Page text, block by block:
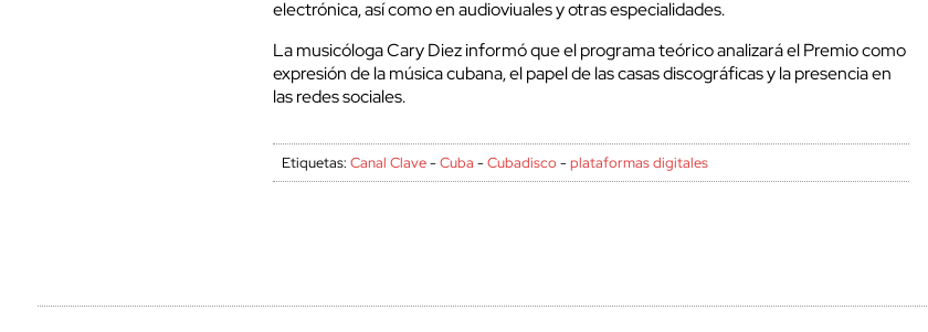
electrónica, así como en audioviuales y otras especialidades.
La musicóloga Cary Diez informó que el programa teórico analizará el Premio como
expresión de la música cubana, el papel de las casas discográficas y la presencia en
las redes sociales.
Etiquetas:Canal Clave-Cuba -Cubadisco -plataformas digitales